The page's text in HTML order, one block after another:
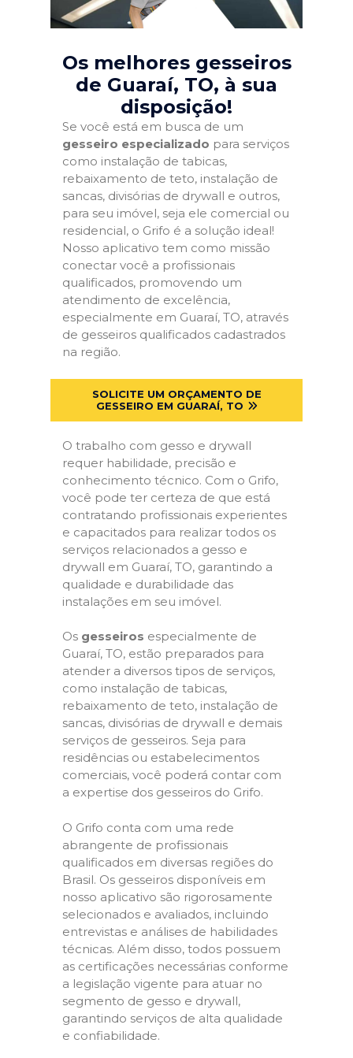
Os melhores gesseiros
de Guaraí, TO, à sua
disposição!
Se você está em busca de um
gesseiro especializado para serviços
como instalação de tabicas,
rebaixamento de teto, instalação de
sancas, divisórias de drywall e outros,
para seu imóvel, seja ele comercial ou
residencial, o Grifo é a solução ideal!
Nosso aplicativo tem como missão
conectar você a profissionais
qualificados, promovendo um
atendimento de excelência,
especialmente em Guaraí, TO, através
de gesseiros qualificados cadastrados
na região.
SOLICITE UM ORÇAMENTO DE
GESSEIRO EM GUARAÍ, TO
O trabalho com gesso e drywall
requer habilidade, precisão e
conhecimento técnico. Com o Grifo,
você pode ter certeza de que está
contratando profissionais experientes
e capacitados para realizar todos os
serviços relacionados a gesso e
drywall em Guaraí, TO, garantindo a
qualidade e durabilidade das
instalações em seu imóvel.
Os gesseiros especialmente de
Guaraí, TO, estão preparados para
atender a diversos tipos de serviços,
como instalação de tabicas,
rebaixamento de teto, instalação de
sancas, divisórias de drywall e demais
serviços de gesseiros. Seja para
residências ou estabelecimentos
comerciais, você poderá contar com
a expertise dos gesseiros do Grifo.
O Grifo conta com uma rede
abrangente de profissionais
qualificados em diversas regiões do
Brasil. Os gesseiros disponíveis em
nosso aplicativo são rigorosamente
selecionados e avaliados, incluindo
entrevistas e análises de habilidades
técnicas. Além disso, todos possuem
as certificações necessárias conforme
a legislação vigente para atuar no
segmento de gesso e drywall,
garantindo serviços de alta qualidade
e confiabilidade.